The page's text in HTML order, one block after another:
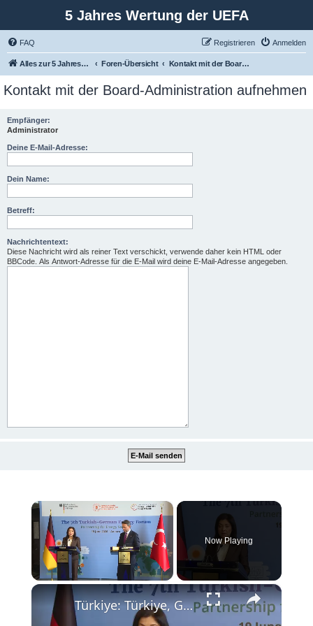
5 Jahres Wertung der UEFA
FAQ Anmelden
Registrieren
Alles zur 5 Jahreswertung / Tabelle der UEFA mit vielen Statistiken. Foren-Übersicht Kontakt mit der Board-Administration aufnehmen
Kontakt mit der Board-Administration aufnehmen
Empfänger:
Administrator
Deine E-Mail-Adresse:
Dein Name:
Betreff:
Nachrichtentext:
Diese Nachricht wird als reiner Text verschickt, verwende daher kein HTML oder
BBCode. Als Antwort-Adresse für die E-Mail wird deine E-Mail-Adresse angegeben.
×
Unmute
Now Playing
×
Türkiye: Türkiye, Germany sign economic cooperation protocol, target $60B trade volume.